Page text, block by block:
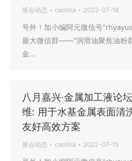
展会动态 caolina 2022-07-18
号外！加小编阿元微信号
最大微信群——“润滑油聚焦油粉
金…
八月嘉兴·金属加工液论
维: 用于水基金属表面清
友好高效方案
展会动态 caolina 2022-07-15